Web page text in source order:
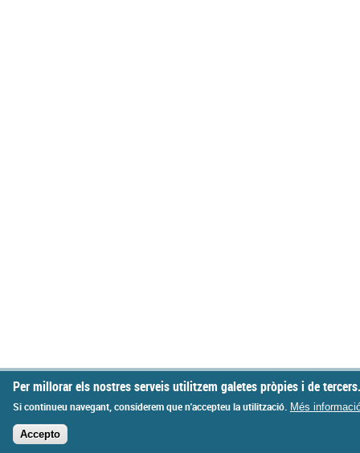
Per millorar els nostres serveis utilitzem galetes pròpies i de tercers.
Si continueu navegant, considerem que n'accepteu la utilització. Més
Accepto